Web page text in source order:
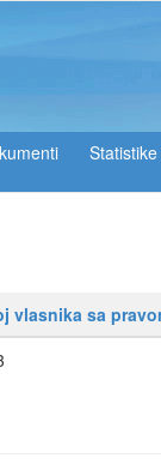
Statistike
vlasnika sa